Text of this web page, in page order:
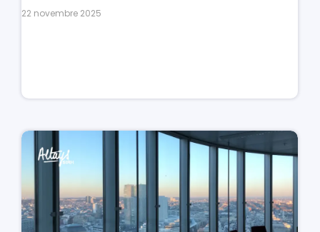
22 novembre 2025